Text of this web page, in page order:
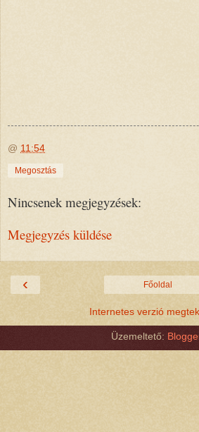
@ 11:54
Megosztás
Nincsenek megjegyzések:
Megjegyzés küldése
‹ Főoldal
Internetes verzió
Üzemeltető: